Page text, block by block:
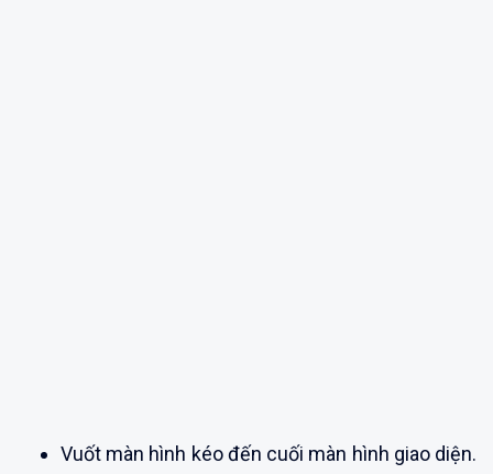
Vuốt màn hình kéo đến cuối màn hình giao diện.